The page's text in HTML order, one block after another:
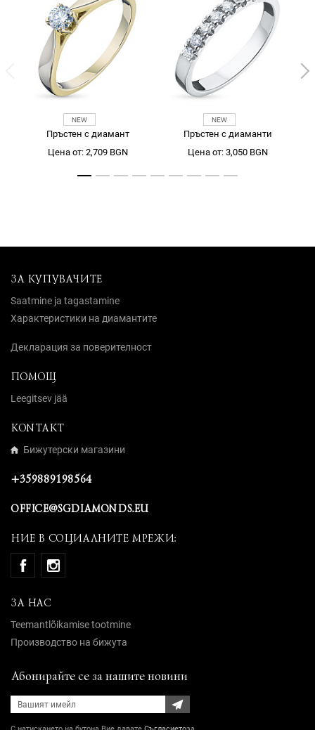
Пръстен с диамант
Цена от: 2,709 BGN
Пръстен с диаманти
Цена от: 3,050 BGN
ЗА КУПУВАЧИТЕ
Saatmine ja tagastamine
Характеристики на диамантите
Декларация за поверителност
ПОМОЩ
Leegitsev jää
KONTAKT
Бижутерски магазини
+359889198564
OFFICE@SGDIAMONDS.EU
НИЕ В СОЦИАЛНИТЕ МРЕЖИ:
ЗА НАС
Teemantlõikamise tootmine
Производство на бижута
Абонирайте се за нашите новини